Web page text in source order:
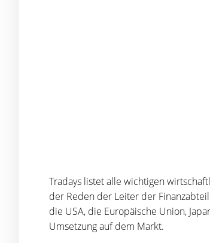
Tradays listet alle wichtigen
der Reden der Leiter der
die USA, die Europäische Union,
Umsetzung auf dem Markt.